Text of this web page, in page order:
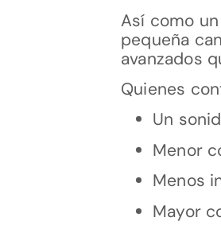
Así como
pequeña
avanzados
Quienes
Un
Menor
Menos
Mayor